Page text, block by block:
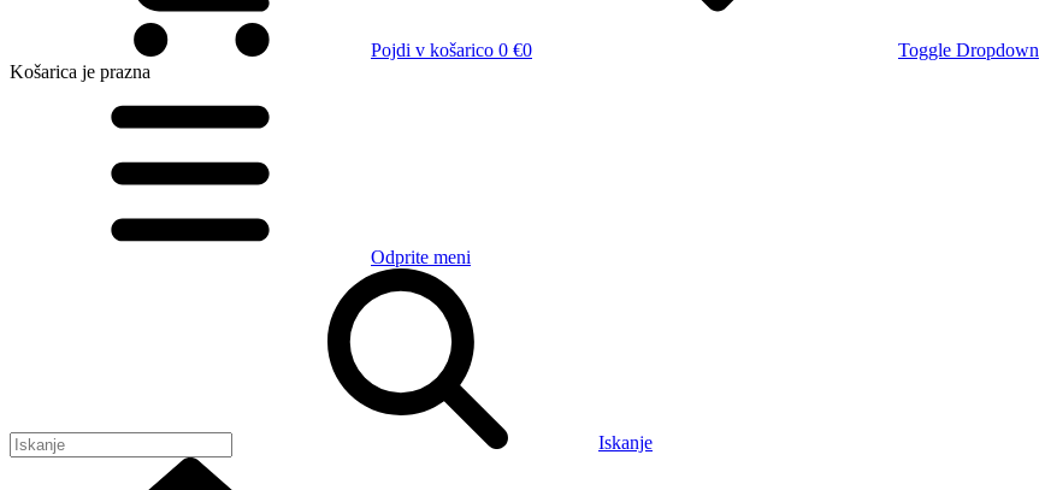
Pojdi v košarico 0 €0
Toggle Dropdown
Košarica je prazna
Odprite meni
Iskanje